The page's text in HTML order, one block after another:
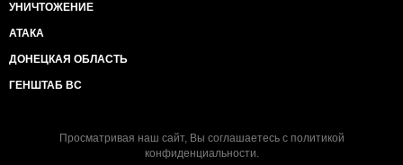
УНИЧТОЖЕНИЕ
АТАКА
ДОНЕЦКАЯ ОБЛАСТЬ
ГЕНШТАБ ВС
Просматривая наш сайт, Вы соглашаетесь с политикой
конфиденциальности.